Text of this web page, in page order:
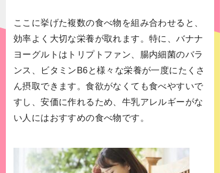
ここに挙げた複数の食べ物を組み合わせると、
効率よく大切な栄養が取れます。特に、バナナ
ヨーグルトはトリプトファン、腸内細菌のバラ
ンス、ビタミンB6と様々な栄養が一度にたくさ
ん摂取できます。食欲がなくても食べやすいで
すし、安価に作れるため、牛乳アレルギーがな
い人にはおすすめの食べ物です。